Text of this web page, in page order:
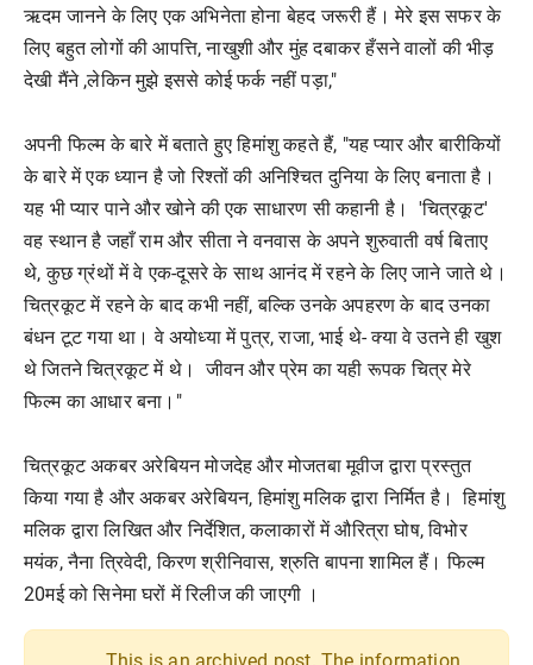
ऋदम जानने के लिए एक अभिनेता होना बेहद जरूरी हैं। मेरे इस सफर के
लिए बहुत लोगों की आपत्ति, नाखुशी और मुंह दबाकर हँसने वालों की भीड़
देखी मैंने ,लेकिन मुझे इससे कोई फर्क नहीं पड़ा,"
अपनी फिल्म के बारे में बताते हुए हिमांशु कहते हैं, "यह प्यार और बारीकियों
के बारे में एक ध्यान है जो रिश्तों की अनिश्चित दुनिया के लिए बनाता है।
यह भी प्यार पाने और खोने की एक साधारण सी कहानी है। 'चित्रकूट'
वह स्थान है जहाँ राम और सीता ने वनवास के अपने शुरुवाती वर्ष बिताए
थे, कुछ ग्रंथों में वे एक-दूसरे के साथ आनंद में रहने के लिए जाने जाते थे।
चित्रकूट में रहने के बाद कभी नहीं, बल्कि उनके अपहरण के बाद उनका
बंधन टूट गया था। वे अयोध्या में पुत्र, राजा, भाई थे- क्या वे उतने ही खुश
थे जितने चित्रकूट में थे। जीवन और प्रेम का यही रूपक चित्र मेरे
फिल्म का आधार बना।"
चित्रकूट अकबर अरेबियन मोजदेह और मोजतबा मूवीज द्वारा प्रस्तुत
किया गया है और अकबर अरेबियन, हिमांशु मलिक द्वारा निर्मित है। हिमांशु
मलिक द्वारा लिखित और निर्देशित, कलाकारों में औरित्रा घोष, विभोर
मयंक, नैना त्रिवेदी, किरण श्रीनिवास, श्रुति बापना शामिल हैं। फिल्म
20मई को सिनेमा घरों में रिलीज की जाएगी ।